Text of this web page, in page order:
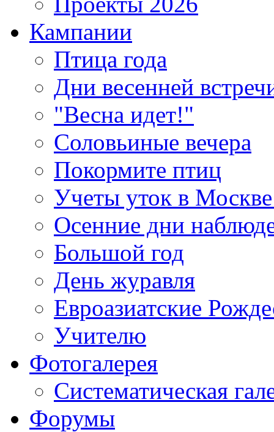
Кампании
Птица года
Дни весенней
"Весна идет!"
Соловьиные вечера
Покормите птиц
Учеты уток в
Осенние дни
Большой год
День журавля
Евроазиатские
Учителю
Фотогалерея
Систематическая
Форумы